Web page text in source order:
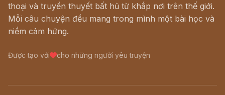
thoại và truyền thuyết bất hủ từ khắp nơi trên thế giới.
Mỗi câu chuyện đều mang trong mình một bài học và
niềm cảm hứng.
Được tạo với cho những người yêu truyện